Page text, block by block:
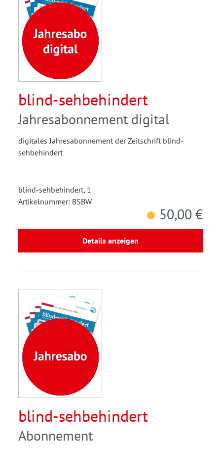
blind-sehbehindert
Jahresabonnement digital
digitales Jahresabonnement der Zeitschrift blind-
sehbehindert
blind-sehbehindert, 1
Artikelnummer: BSBW
50,00 €
Details anzeigen
blind-sehbehindert
Abonnement